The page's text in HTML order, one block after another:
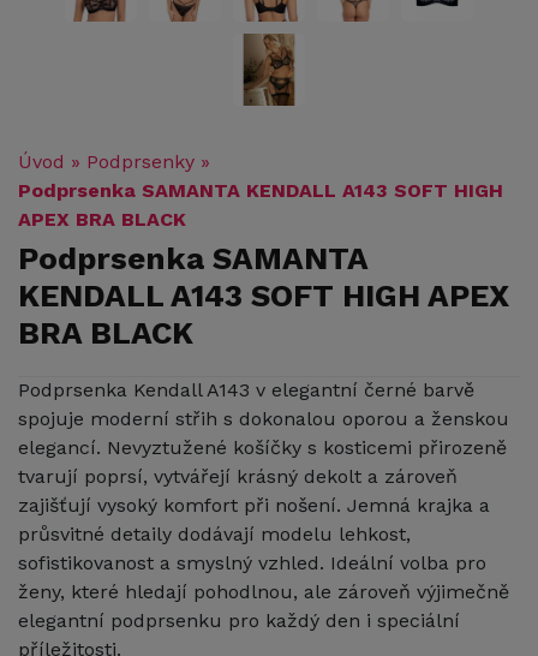
Úvod » Podprsenky »
Podprsenka SAMANTA KENDALL A143 SOFT HIGH
APEX BRA BLACK
Podprsenka SAMANTA
KENDALL A143 SOFT HIGH APEX
BRA BLACK
Podprsenka Kendall A143 v elegantní černé barvě
spojuje moderní střih s dokonalou oporou a ženskou
elegancí. Nevyztužené košíčky s kosticemi přirozeně
tvarují poprsí, vytvářejí krásný dekolt a zároveň
zajišťují vysoký komfort při nošení. Jemná krajka a
průsvitné detaily dodávají modelu lehkost,
sofistikovanost a smyslný vzhled. Ideální volba pro
ženy, které hledají pohodlnou, ale zároveň výjimečně
elegantní podprsenku pro každý den i speciální
příležitosti.